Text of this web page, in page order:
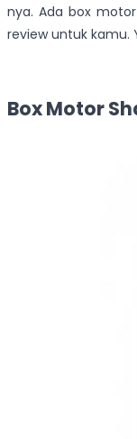
nya. Ada box
review untuk kamu.
Box Motor